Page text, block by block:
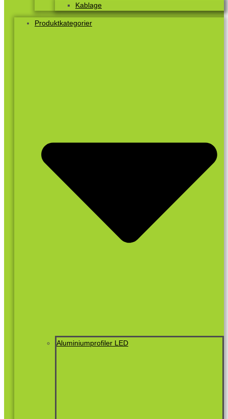
Kablage
Produktkategorier
Aluminiumprofiler LED